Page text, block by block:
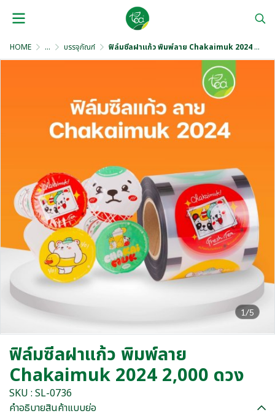
HOME ... บรรจุภัณฑ์ ฟิล์มซีลฝาแก้ว พิมพ์ลาย Chakaimuk 2024 2,000 ดวง
1/5
ฟิล์มซีลฝาแก้ว พิมพ์ลาย
Chakaimuk 2024 2,000 ดวง
SKU : SL-0736
คำอธิบายสินค้าแบบย่อ